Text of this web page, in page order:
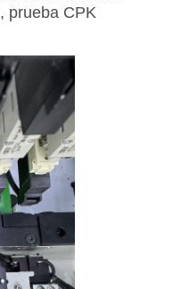
prueba CPK